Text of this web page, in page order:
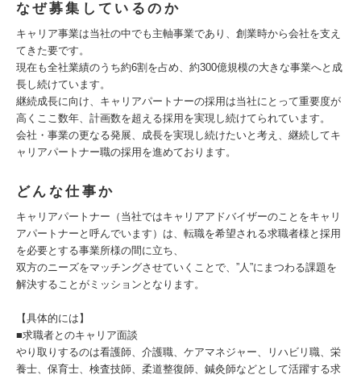
なぜ募集しているのか
キャリア事業は当社の中でも主軸事業であり、創業時から会社を支え
てきた要です。
現在も全社業績のうち約6割を占め、約300億規模の大きな事業へと成
長し続けています。
継続成長に向け、キャリアパートナーの採用は当社にとって重要度が
高くここ数年、計画数を超える採用を実現し続けてられています。
会社・事業の更なる発展、成長を実現し続けたいと考え、継続してキ
ャリアパートナー職の採用を進めております。
どんな仕事か
キャリアパートナー（当社ではキャリアアドバイザーのことをキャリ
アパートナーと呼んでいます）は、転職を希望される求職者様と採用
を必要とする事業所様の間に立ち、
双方のニーズをマッチングさせていくことで、”人”にまつわる課題を
解決することがミッションとなります。
【具体的には】
■求職者とのキャリア面談
やり取りするのは看護師、介護職、ケアマネジャー、リハビリ職、栄
養士、保育士、検査技師、柔道整復師、鍼灸師などとして活躍する求